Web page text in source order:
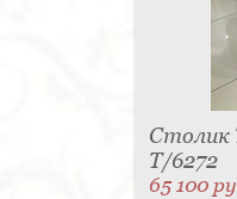
Столик
T/6272
65 100